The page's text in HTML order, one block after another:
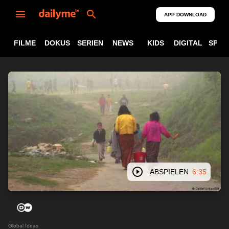
APP DOWNLOAD
FILME DOKUS SERIEN NEWS KIDS DIGITAL
ABSPIELEN 6:35
Global Ideas